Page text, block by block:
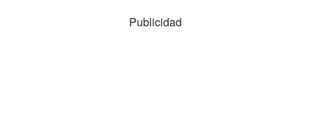
Publicidad